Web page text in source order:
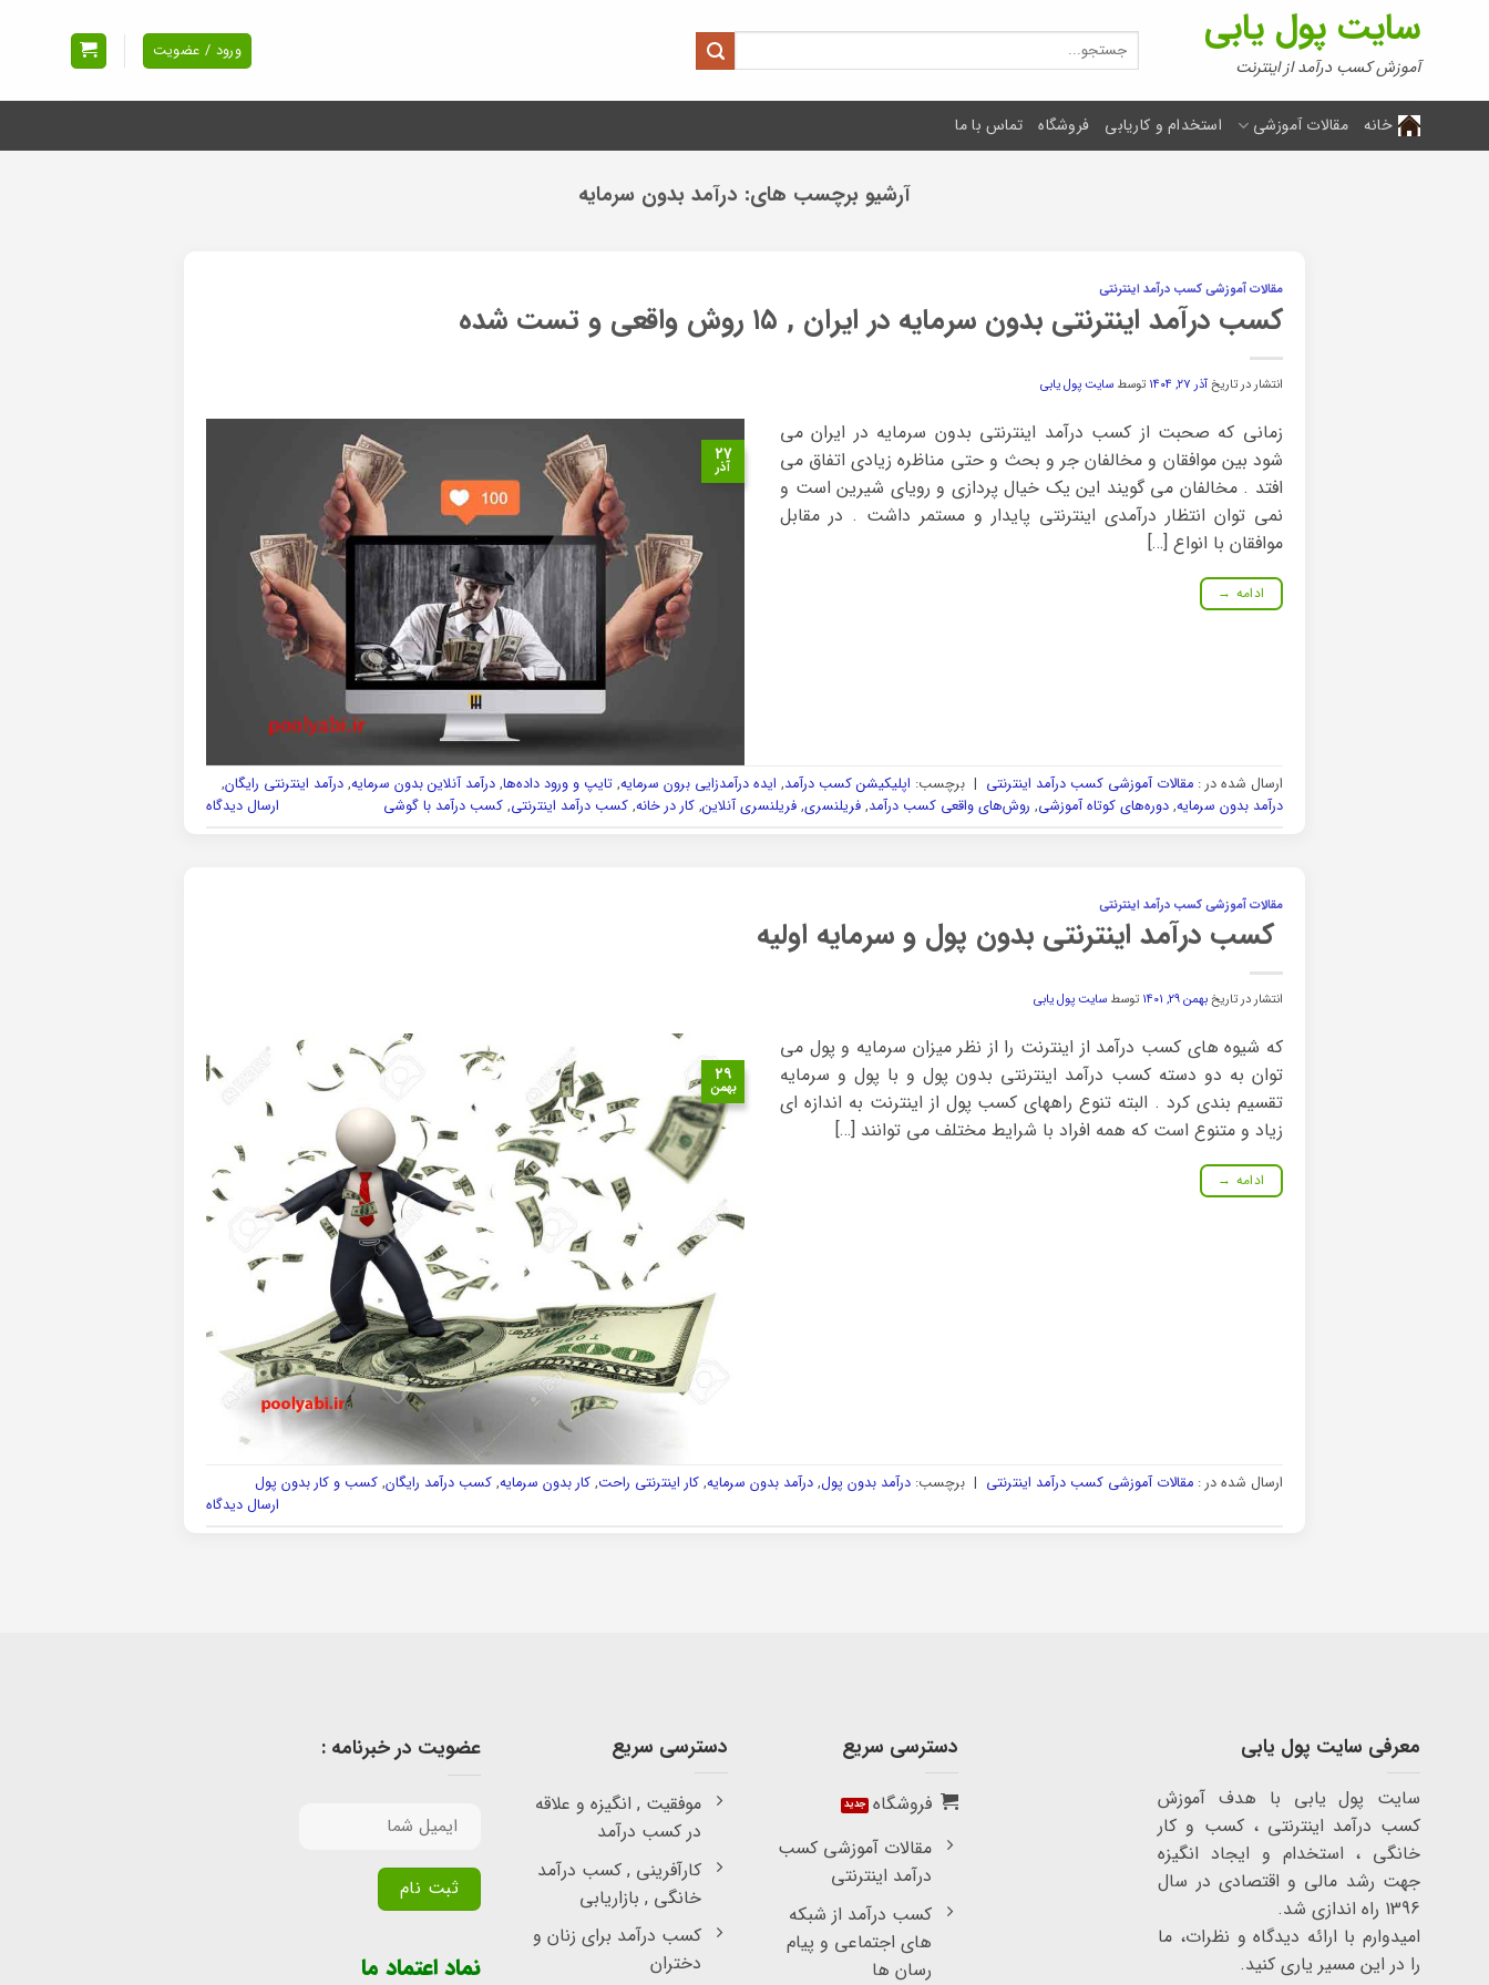
سایت پول یابی
آموزش کسب درآمد از اینترنت
جستجو
برای:
ورود / عضویت
خانه مقالات آموزشی استخدام و کاریابی فروشگاه تماس با ما
آرشیو برچسب های: درآمد بدون سرمایه
مقالات آموزشی کسب درآمد اینترنتی
کسب درآمد اینترنتی بدون سرمایه در ایران , ۱۵ روش واقعی و تست شده
انتشار در تاریخآذر ۲۷, ۱۴۰۴ توسطسایت پول یابی
۲۷
آذر
زمانی که صحبت از کسب درآمد اینترنتی بدون سرمایه در ایران می
شود بین موافقان و مخالفان جر و بحث و حتی مناظره زیادی اتفاق می
افتد . مخالفان می گویند این یک خیال پردازی و رویای شیرین است و
نمی توان انتظار درآمدی اینترنتی پایدار و مستمر داشت . در مقابل
موافقان با انواع […]
ادامه →
ارسال شده در :مقالات آموزشی کسب درآمد اینترنتی | برچسب: اپلیکیشن کسب درآمد, ایده درآمدزایی برون سرمایه,تایپ و ورود داده‌ها,درآمد آنلاین بدون سرمایه,درآمد اینترنتی رایگان,
درآمد بدون سرمایه,دوره‌های کوتاه آموزشی, روش‌های واقعی کسب درآمد,فریلنسری,فریلنسری آنلاین,کار در خانه,کسب درآمد اینترنتی,کسب درآمد با گوشی ارسال دیدگاه
مقالات آموزشی کسب درآمد اینترنتی
کسب درآمد اینترنتی بدون پول و سرمایه اولیه
انتشار در تاریخبهمن ۲۹, ۱۴۰۱ توسطسایت پول یابی
۲۹
بهمن
که شیوه های کسب درآمد از اینترنت را از نظر میزان سرمایه و پول می
توان به دو دسته کسب درآمد اینترنتی بدون پول و با پول و سرمایه
تقسیم بندی کرد . البته تنوع راههای کسب پول از اینترنت به اندازه ای
زیاد و متنوع است که همه افراد با شرایط مختلف می توانند […]
ادامه →
ارسال شده در :مقالات آموزشی کسب درآمد اینترنتی | برچسب:درآمد بدون پول,درآمد بدون سرمایه,کار اینترنتی راحت,کار بدون سرمایه,کسب درآمد رایگان,کسب و کار بدون پول
ارسال دیدگاه
معرفی سایت پول یابی
سایت پول یابی با هدف آموزش
کسب درآمد اینترنتی ، کسب و کار
خانگی ، استخدام و ایجاد انگیزه
جهت رشد مالی و اقتصادی در سال
1396 راه اندازی شد.
امیدوارم با ارائه دیدگاه و نظرات، ما
را در این مسیر یاری کنید.
دسترسی سریع
فروشگاه
مقالات آموزشی کسب
درآمد اینترنتی
کسب درآمد از شبکه
های اجتماعی و پیام
رسان ها
دسترسی سریع
موفقیت , انگیزه و علاقه
در کسب درآمد
کارآفرینی , کسب درآمد
خانگی , بازاریابی
کسب درآمد برای زنان و
دختران
عضویت در خبرنامه :
نماد اعتماد ما